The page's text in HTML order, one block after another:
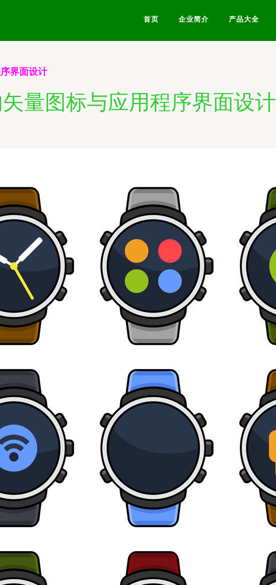
首页 企业简介 产品大全
界面设计
量图标与应用程序界面设计